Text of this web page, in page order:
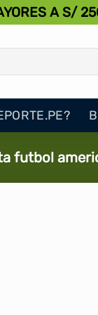
A S/
futbol